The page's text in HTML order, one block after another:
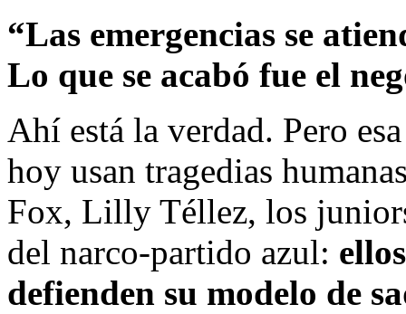
“Las emergencias se
Lo que se acabó fue el
Ahí está la verdad. Pero
hoy usan tragedias
Fox, Lilly Téllez, los
del narco-partido azul:
defienden su modelo de